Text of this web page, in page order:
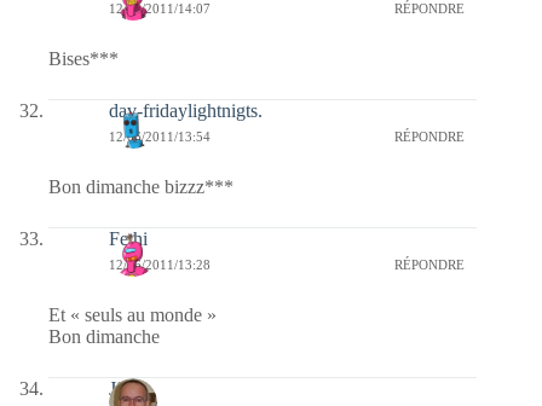
12/06/2011/14:07 RÉPONDRE
Bises***
dav-fridaylightnigts.
12/06/2011/13:54 RÉPONDRE
Bon dimanche bizzz***
Fethi
12/06/2011/13:28 RÉPONDRE
Et « seuls au monde »
Bon dimanche
Jj